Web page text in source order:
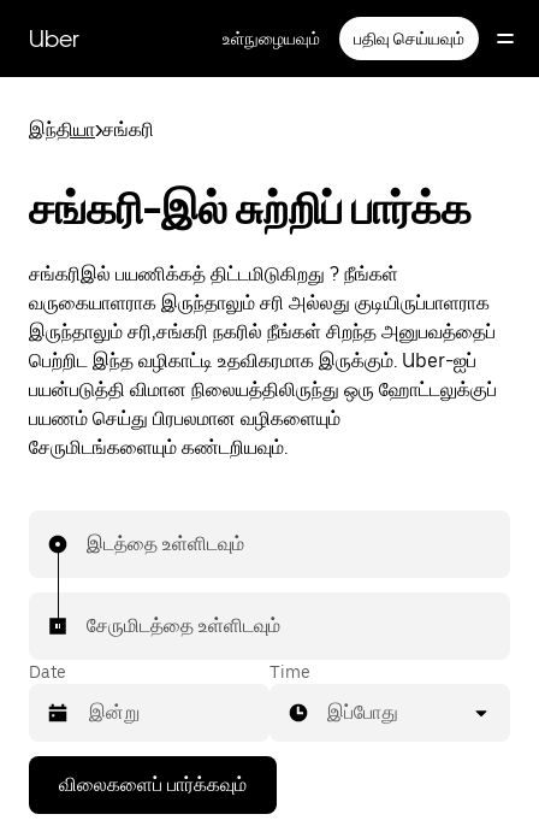
பக்கத்திற்குச்
செல்லவும்
Uber உள்நுழையவும் பதிவு செய்யவும்
இந்தியா>சங்கரி
சங்கரி-இல் சுற்றிப் பார்க்க
சங்கரிஇல் பயணிக்கத் திட்டமிடுகிறது ? நீங்கள்
வருகையாளராக இருந்தாலும் சரி அல்லது குடியிருப்பாளராக
இருந்தாலும் சரி,சங்கரி நகரில் நீங்கள் சிறந்த அனுபவத்தைப்
பெற்றிட இந்த வழிகாட்டி உதவிகரமாக இருக்கும். Uber-ஐப்
பயன்படுத்தி விமான நிலையத்திலிருந்து ஒரு ஹோட்டலுக்குப்
பயணம் செய்து பிரபலமான வழிகளையும்
சேருமிடங்களையும் கண்டறியவும்.
இடத்தை உள்ளிடவும்
சேருமிடத்தை உள்ளிடவும்
Date
கீழ்நோக்கிய
அம்புக்குறியை
அழுத்தி
Time
இப்போது
விலைகளைப் பார்க்கவும்